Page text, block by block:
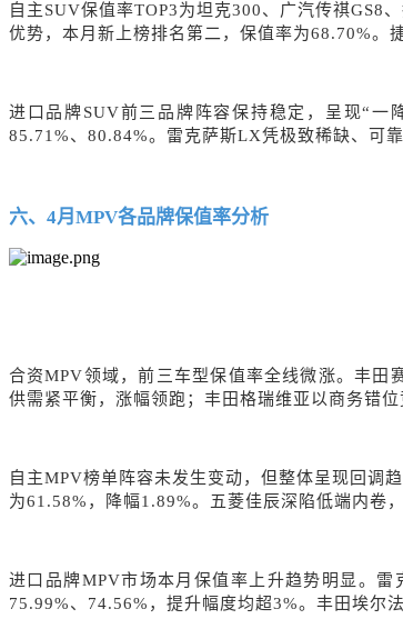
自主SUV保值率TOP3为坦克300、广汽传祺GS8
优势，本月新上榜排名第二，保值率为68.70%。
进口品牌SUV前三品牌阵容保持稳定，呈现“一
85.71%、80.84%。雷克萨斯LX凭极致稀缺、可
六、 4月 MPV各品牌保值率分析
合资MPV领域，前三车型保值率全线微涨。丰田
供需紧平衡，涨幅领跑；丰田格瑞维亚以商务错
自主MPV榜单阵容未发生变动，但整体呈现回调
为61.58%，降幅1.89%。五菱佳辰深陷低端内卷
进口品牌MPV市场本月保值率上升趋势明显。
75.99%、74.56%，提升幅度均超3%。丰田埃尔